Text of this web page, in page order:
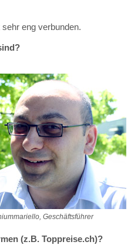
eng verbunden.
Geschäftsführer
(z.B. Toppreise.ch)?